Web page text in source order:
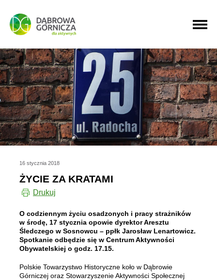
PRZEJDŹ DO MENU GŁÓWNEGO
PRZEJDŹ DO WYSZUKIWARKI
PRZEJDŹ DO TREŚCI
16 stycznia 2018
ŻYCIE ZA KRATAMI
Drukuj
O codziennym życiu osadzonych i pracy strażników
w środę, 17 stycznia opowie dyrektor Aresztu
Śledczego w Sosnowcu – ppłk Jarosław Lenartowicz.
Spotkanie odbędzie się w Centrum Aktywności
Obywatelskiej o godz. 17.15.
Polskie Towarzystwo Historyczne koło w Dąbrowie
Górniczej oraz Stowarzyszenie Aktywności Społecznej